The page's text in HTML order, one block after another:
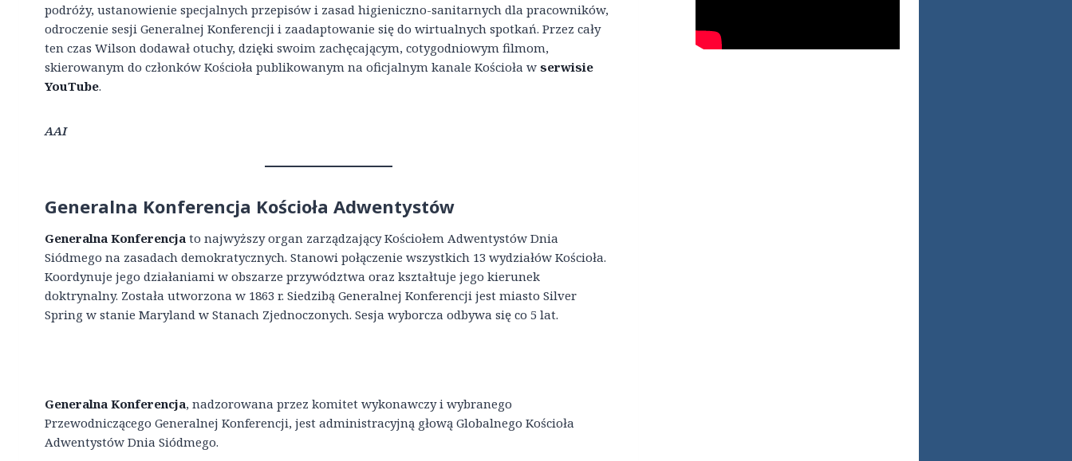
podróży, ustanowienie specjalnych przepisów i zasad higieniczno-sanitarnych dla pracowników,
odroczenie sesji Generalnej Konferencji i zaadaptowanie się do wirtualnych spotkań. Przez cały
ten czas Wilson dodawał otuchy, dzięki swoim zachęcającym, cotygodniowym filmom,
skierowanym do członków Kościoła publikowanym na oficjalnym kanale Kościoła w serwisie
YouTube.
AAI
Generalna Konferencja Kościoła Adwentystów
Generalna Konferencja to najwyższy organ zarządzający Kościołem Adwentystów Dnia
Siódmego na zasadach demokratycznych. Stanowi połączenie wszystkich 13 wydziałów Kościoła.
Koordynuje jego działaniami w obszarze przywództwa oraz kształtuje jego kierunek
doktrynalny. Została utworzona w 1863 r. Siedzibą Generalnej Konferencji jest miasto Silver
Spring w stanie Maryland w Stanach Zjednoczonych. Sesja wyborcza odbywa się co 5 lat.
Generalna Konferencja, nadzorowana przez komitet wykonawczy i wybranego
Przewodniczącego Generalnej Konferencji, jest administracyjną głową Globalnego Kościoła
Adwentystów Dnia Siódmego.